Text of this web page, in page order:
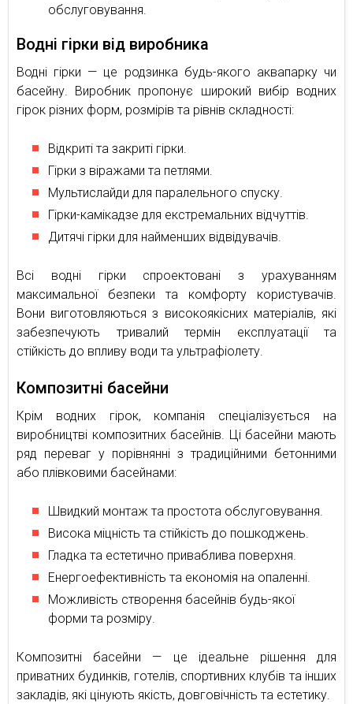
обслуговування.
Водні гірки від виробника
Водні гірки — це родзинка будь-якого аквапарку чи
басейну. Виробник пропонує широкий вибір водних
гірок різних форм, розмірів та рівнів складності:
Відкриті та закриті гірки.
Гірки з віражами та петлями.
Мультислайди для паралельного спуску.
Гірки-камікадзе для екстремальних відчуттів.
Дитячі гірки для найменших відвідувачів.
Всі водні гірки спроектовані з урахуванням
максимальної безпеки та комфорту користувачів.
Вони виготовляються з високоякісних матеріалів, які
забезпечують тривалий термін експлуатації та
стійкість до впливу води та ультрафіолету.
Композитні басейни
Крім водних гірок, компанія спеціалізується на
виробництві композитних басейнів. Ці басейни мають
ряд переваг у порівнянні з традиційними бетонними
або плівковими басейнами:
Швидкий монтаж та простота обслуговування.
Висока міцність та стійкість до пошкоджень.
Гладка та естетично приваблива поверхня.
Енергоефективність та економія на опаленні.
Можливість створення басейнів будь-якої
форми та розміру.
Композитні басейни — це ідеальне рішення для
приватних будинків, готелів, спортивних клубів та інших
закладів, які цінують якість, довговічність та естетику.